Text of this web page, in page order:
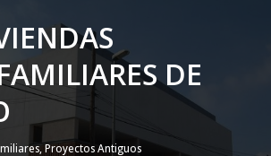
DE
Proyectos Antiguos